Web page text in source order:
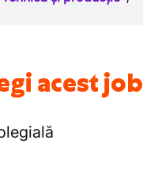
acest job